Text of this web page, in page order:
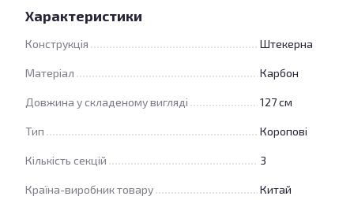
Характеристики
Конструкція Штекерна
Матеріал Карбон
Довжина у складеному вигляді 127 см
Тип Коропові
Кількість секцій 3
Країна-виробник товару Китай